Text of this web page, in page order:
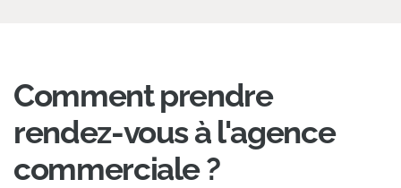
Comment prendre
rendez-vous à l'agence
commerciale ?